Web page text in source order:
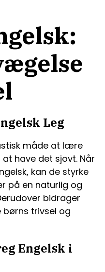
Leg
måde at lære
have det sjovt. Når
kan de styrke
på en naturlig og
bidrager
børns trivsel og
Engelsk i